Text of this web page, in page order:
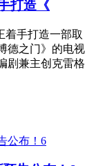
打造《
着手打造一部取
德之门》的电视
剧兼主创克雷格